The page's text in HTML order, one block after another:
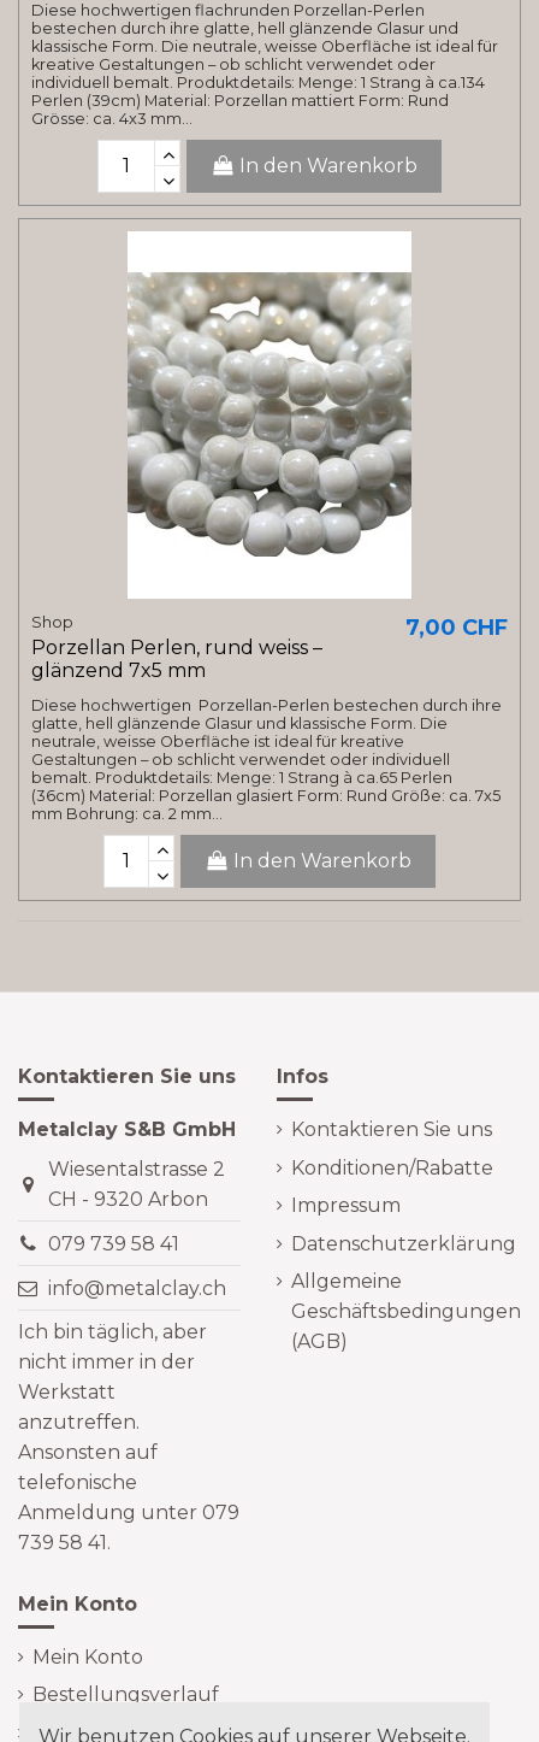
Diese hochwertigen flachrunden Porzellan-Perlen
bestechen durch ihre glatte, hell glänzende Glasur und
klassische Form. Die neutrale, weisse Oberfläche ist ideal für
kreative Gestaltungen – ob schlicht verwendet oder
individuell bemalt. Produktdetails: Menge: 1 Strang à ca.134
Perlen (39cm) Material: Porzellan mattiert Form: Rund
Grösse: ca. 4x3 mm...
In den Warenkorb
Shop
Porzellan Perlen, rund weiss –
glänzend 7x5 mm
7,00 CHF
Diese hochwertigen Porzellan-Perlen bestechen durch ihre
glatte, hell glänzende Glasur und klassische Form. Die
neutrale, weisse Oberfläche ist ideal für kreative
Gestaltungen – ob schlicht verwendet oder individuell
bemalt. Produktdetails: Menge: 1 Strang à ca.65 Perlen
(36cm) Material: Porzellan glasiert Form: Rund Größe: ca. 7x5
mm Bohrung: ca. 2 mm...
In den Warenkorb
Kontaktieren Sie uns
Metalclay S&B GmbH
Wiesentalstrasse 2
CH - 9320 Arbon
079 739 58 41
info@metalclay.ch
Ich bin täglich, aber
nicht immer in der
Werkstatt
anzutreffen.
Ansonsten auf
telefonische
Anmeldung unter 079
739 58 41.
Infos
Kontaktieren Sie uns
Konditionen/Rabatte
Impressum
Datenschutzerklärung
Allgemeine
Geschäftsbedingungen
(AGB)
Mein Konto
Mein Konto
Bestellungsverlauf
Auftragsverfolgung Gast
Wir benutzen Cookies auf unserer Webseite.